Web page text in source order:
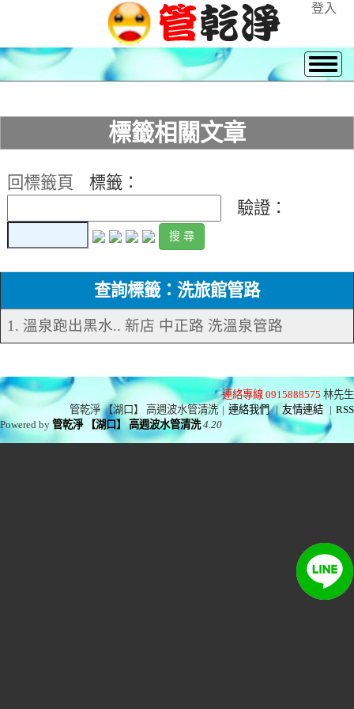
登入
標籤相關文章
回標籤頁
標籤：
驗證：
查詢標籤：洗旅館管路
1. 溫泉跑出黑水.. 新店 中正路 洗溫泉管路
連絡專線 0915888575 林先生
管乾淨 【湖口】 高週波水管清洗 | 連絡我們 | 友情連結 | RSS
Powered by管乾淨 【湖口】 高週波水管清洗 4.20